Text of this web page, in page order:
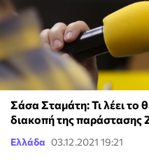
Σάσα Σταμάτη: Τι λέει το
διακοπή της παράστασης
Ελλάδα 03.12.2021 19:21